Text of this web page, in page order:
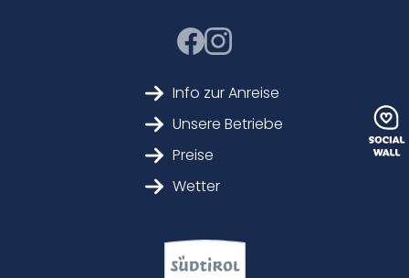
Info zur Anreise
Unsere Betriebe
Preise
Wetter